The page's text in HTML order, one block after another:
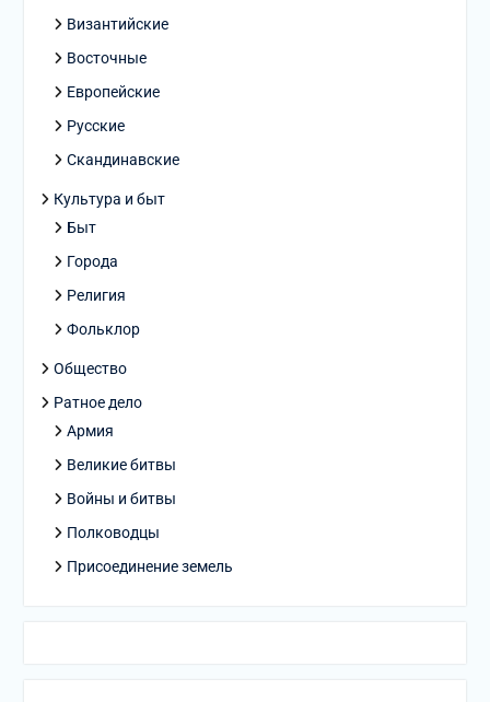
Византийские
Восточные
Европейские
Русские
Скандинавские
Культура и быт
Быт
Города
Религия
Фольклор
Общество
Ратное дело
Армия
Великие битвы
Войны и битвы
Полководцы
Присоединение земель